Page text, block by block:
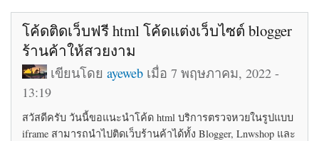
โค้ดติดเว็บฟรี html โค้ดแต่งเว็บไซต์ blogger
ร้านค้าให้สวยงาม
เขียนโดยayeweb เมื่อ 7 พฤษภาคม, 2022 -
13:19
สวัสดีครับ วันนี้ขอแนะนำโค้ด html บริการตรวจหวยในรูปแบบ
iframe สามารถนำไปติดเว็บร้านค้าได้ทั้ง Blogger, Lnwshop และ